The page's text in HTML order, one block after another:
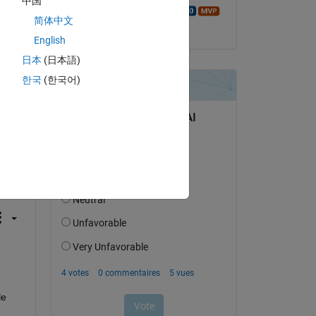
le 20 Juil 2017
简体中文
English
日本 (日本語)
한국 (한국어)